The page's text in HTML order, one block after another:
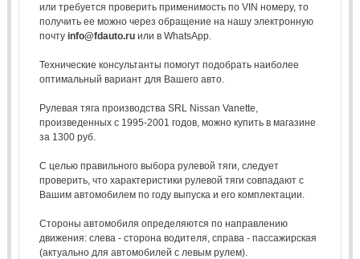
или требуется проверить применимость по VIN номеру, то
получить ее можно через обращение на нашу электронную
почту info@fdauto.ruили в WhatsApp.
Технические консультанты помогут подобрать наиболее
оптимальный вариант для Вашего авто.
Рулевая тяга производства SRL Nissan Vanette,
произведенных с 1995-2001 годов, можно купить в магазине
за 1300 руб.
С целью правильного выбора рулевой тяги, следует
проверить, что характеристики рулевой тяги совпадают с
Вашим автомобилем по году выпуска и его комплектации.
Стороны автомобиля определяются по направлению
движения: слева - сторона водителя, справа - пассажирская
(актуально для автомобилей с левым рулем).